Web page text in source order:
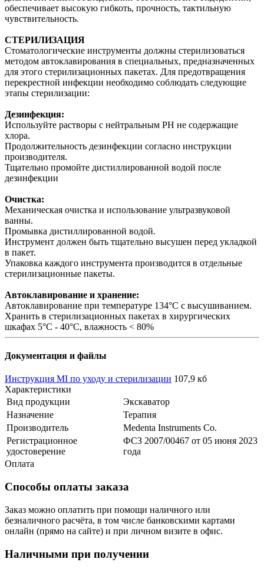
обеспечивает высокую гибкоть, прочность, тактильную
чувствительность.
СТЕРИЛИЗАЦИЯ
Стоматологические инструменты должны стерилизоваться
методом автоклавирования в специальных, предназначенных
для этого стерилизационных пакетах. Для предотвращения
перекрестной инфекции необходимо соблюдать следующие
этапы стерилизации:
Дезинфекция:
Используйте растворы с нейтральным PH не содержащие
хлора.
Продолжительность дезинфекции согласно инструкции
производителя.
Тщательно промойте дистиллированной водой после
дезинфекции
Очистка:
Механическая очистка и использование ультразвуковой
ванны.
Промывка дистиллированной водой.
Инструмент должен быть тщательно высушен перед укладкой
в пакет.
Упаковка каждого инструмента производится в отдельные
стерилизационные пакеты.
Автоклавирование и хранение:
Автоклавирование при температуре 134°С с высушиванием.
Хранить в стерилизационных пакетах в хирургических
шкафах 5°С - 40°С, влажность < 80%
Документация и файлы
Инструкция MI по уходу и стерилизации 107,9 кб
Характеристики
Вид продукции
Экскаватор
Назначение
Терапия
Производитель
Medenta Instruments Co.
Регистрационное
удостоверение
ФСЗ 2007/00467 от 05 июня 2023
года
Оплата
Способы оплаты заказа
Заказ можно оплатить при помощи наличного или
безналичного расчёта, в том числе банковскими картами
онлайн (прямо на сайте) и при личном визите в офис.
Наличными при получении